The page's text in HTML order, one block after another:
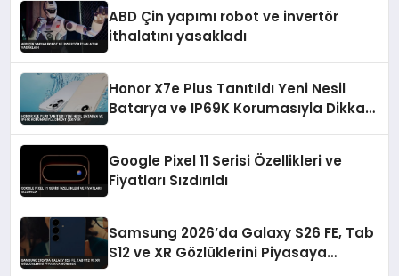
ABD Çin yapımı robot ve invertör
ithalatını yasakladı
Honor X7e Plus Tanıtıldı Yeni Nesil
Batarya ve IP69K Korumasıyla Dikkat
Google Pixel 11 Serisi Özellikleri ve
Fiyatları Sızdırıldı
Samsung 2026’da Galaxy S26 FE, Tab
S12 ve XR Gözlüklerini Piyasaya